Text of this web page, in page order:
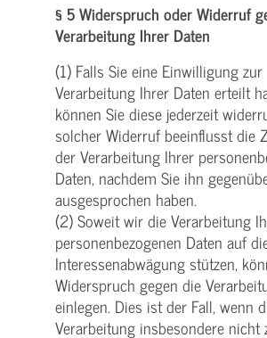
§ 5 Widerspruch oder Widerruf
Verarbeitung Ihrer Daten
(1) Falls Sie eine Einwilligung zur
Verarbeitung Ihrer Daten erteilt
können Sie diese jederzeit
solcher Widerruf beeinflusst die
der Verarbeitung Ihrer
Daten, nachdem Sie ihn
ausgesprochen haben.
(2) Soweit wir die Verarbeitung
personenbezogenen Daten auf
Interessenabwägung stützen,
Widerspruch gegen die
einlegen. Dies ist der Fall, wenn
Verarbeitung insbesondere nicht